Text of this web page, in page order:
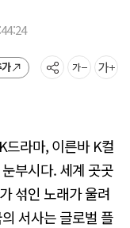
드라마, 이른바 K컬
부시다. 세계 곳곳
섞인 노래가 울려
서사는 글로벌 플